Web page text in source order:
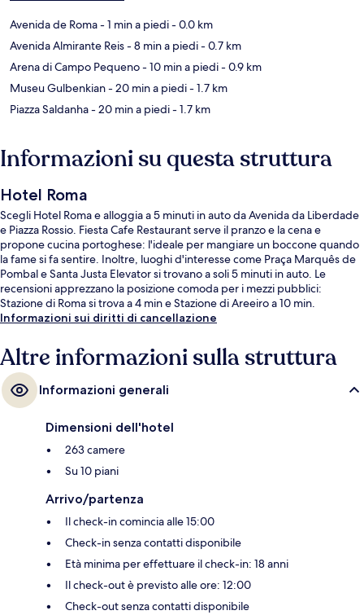
Avenida de Roma- 1 min a piedi- 0.0 km
Avenida Almirante Reis- 8 min a piedi- 0.7 km
Arena di Campo Pequeno- 10 min a piedi- 0.9 km
Museu Gulbenkian- 20 min a piedi- 1.7 km
Piazza Saldanha- 20 min a piedi- 1.7 km
Informazioni su questa struttura
Hotel Roma
Scegli Hotel Roma e alloggia a 5 minuti in auto da Avenida da Liberdade
e Piazza Rossio. Fiesta Cafe Restaurant serve il pranzo e la cena e
propone cucina portoghese: l'ideale per mangiare un boccone quando
la fame si fa sentire. Inoltre, luoghi d'interesse come Praça Marquês de
Pombal e Santa Justa Elevator si trovano a soli 5 minuti in auto. Le
recensioni apprezzano la posizione comoda per i mezzi pubblici:
Stazione di Roma si trova a 4 min e Stazione di Areeiro a 10 min.
Informazioni sui diritti di cancellazione
Altre informazioni sulla struttura
Informazioni generali
Dimensioni dell'hotel
263 camere
Su 10 piani
Arrivo/partenza
Il check-in comincia alle 15:00
Check-in senza contatti disponibile
Età minima per effettuare il check-in: 18 anni
Il check-out è previsto alle ore: 12:00
Check-out senza contatti disponibile